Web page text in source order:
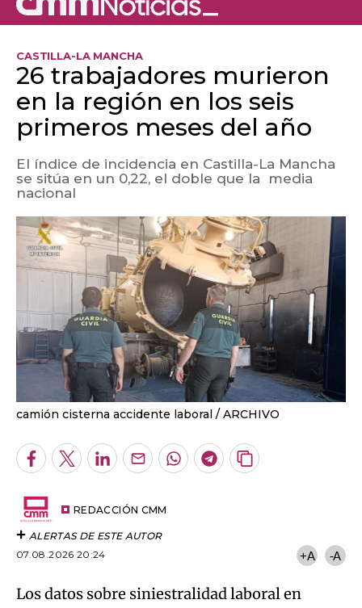
CASTILLA-LA MANCHA
26 trabajadores murieron
en la región en los seis
primeros meses del año
El índice de incidencia en Castilla-La Mancha
se sitúa en un 0,22, el doble que la media
nacional
camión cisterna accidente laboral ARCHIVO
Facebook
TwitterLinkedInEnviarWhatsapp
Telegram
Copiar
REDACCIÓN CMM
ALERTAS DE ESTE AUTOR
07.08.2026 20:24
+A -A
Los datos sobre siniestralidad laboral en